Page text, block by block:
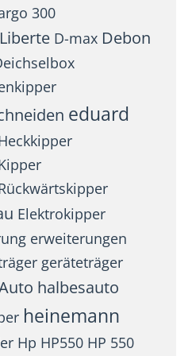
300
D-max Debon
eduard
Elektrokipper
erweiterungen
geräteträger
halbesauto
heinemann
Hp HP550 HP 550